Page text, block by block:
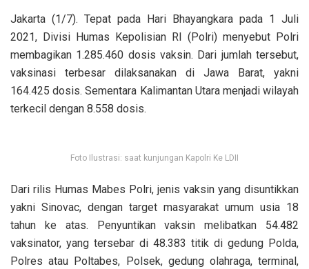
Jakarta (1/7). Tepat pada Hari Bhayangkara pada 1 Juli
2021, Divisi Humas Kepolisian RI (Polri) menyebut Polri
membagikan 1.285.460 dosis vaksin. Dari jumlah tersebut,
vaksinasi terbesar dilaksanakan di Jawa Barat, yakni
164.425 dosis. Sementara Kalimantan Utara menjadi wilayah
terkecil dengan 8.558 dosis.
Foto Ilustrasi: saat kunjungan Kapolri Ke LDII
Dari rilis Humas Mabes Polri, jenis vaksin yang disuntikkan
yakni Sinovac, dengan target masyarakat umum usia 18
tahun ke atas. Penyuntikan vaksin melibatkan 54.482
vaksinator, yang tersebar di 48.383 titik di gedung Polda,
Polres atau Poltabes, Polsek, gedung olahraga, terminal,